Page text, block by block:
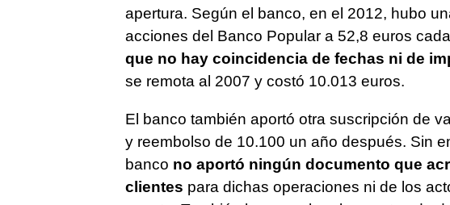
apertura. Según el banco, en el 2012, hubo
acciones del Banco Popular a 52,8 euros
que no hay coincidencia de fechas ni de
se remota al 2007 y costó 10.013 euros.
El banco también aportó otra suscripción de
y reembolso de 10.100 un año después. Sin
banco no aportó ningún documento que
clientes para dichas operaciones ni de los